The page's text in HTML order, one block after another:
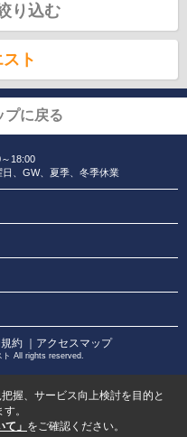
り込む
ト
プに戻る
18:00
、GW、夏季、冬季休業
約 ｜アクセスマップ
All rights reserved.
握、サービス向上検討を目的と
。
」 をご確認ください。